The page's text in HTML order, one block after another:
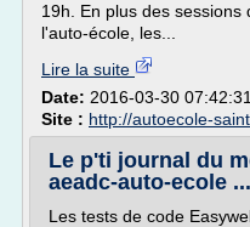
19h. En plus des
l'auto-école, les...
Lire la suite
Date: 2016-03-30 07:42:31
Site : http://autoecole-
Le p'ti journal du
aeadc-auto-ecole ...
Les tests de code